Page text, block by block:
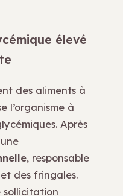
élevé
des aliments à
l’organisme à
Après
, responsable
des fringales.
sollicitation